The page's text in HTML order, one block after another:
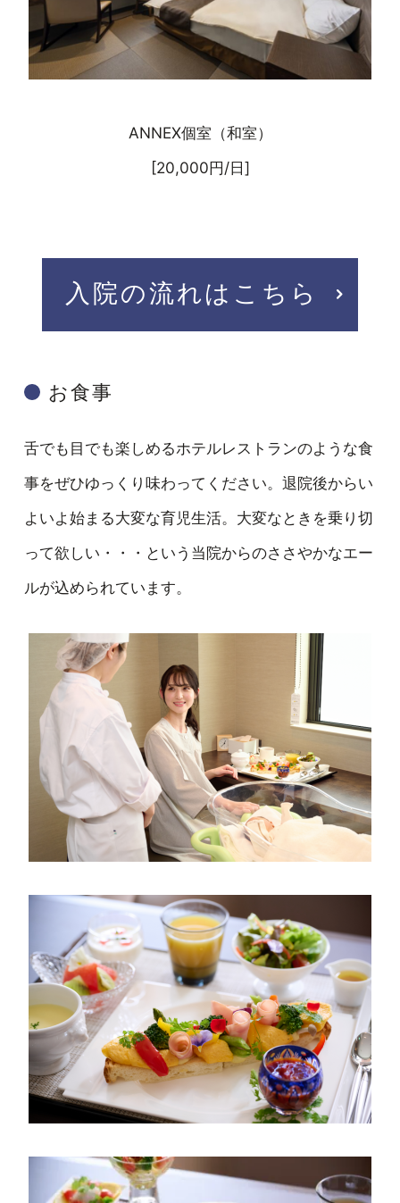
ANNEX個室（和室）
[20,000円/日]
入院の流れはこちら
お食事
舌でも目でも楽しめるホテルレストランのような食
事をぜひゆっくり味わってください。退院後からい
よいよ始まる大変な育児生活。大変なときを乗り切
って欲しい・・・という当院からのささやかなエー
ルが込められています。